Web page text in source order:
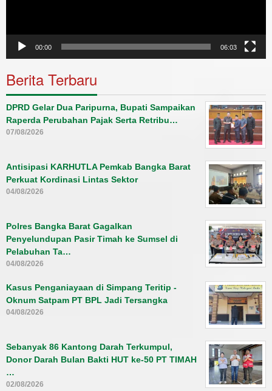
00:00 06:03
Berita Terbaru
DPRD Gelar Dua Paripurna, Bupati Sampaikan
Raperda Perubahan Pajak Serta Retribu…
07/08/2026
Antisipasi KARHUTLA Pemkab Bangka Barat
Perkuat Kordinasi Lintas Sektor
04/08/2026
Polres Bangka Barat Gagalkan
Penyelundupan Pasir Timah ke Sumsel di
Pelabuhan Ta…
04/08/2026
Kasus Penganiayaan di Simpang Teritip -
Oknum Satpam PT BPL Jadi Tersangka
04/08/2026
Sebanyak 86 Kantong Darah Terkumpul,
Donor Darah Bulan Bakti HUT ke-50 PT TIMAH
…
02/08/2026